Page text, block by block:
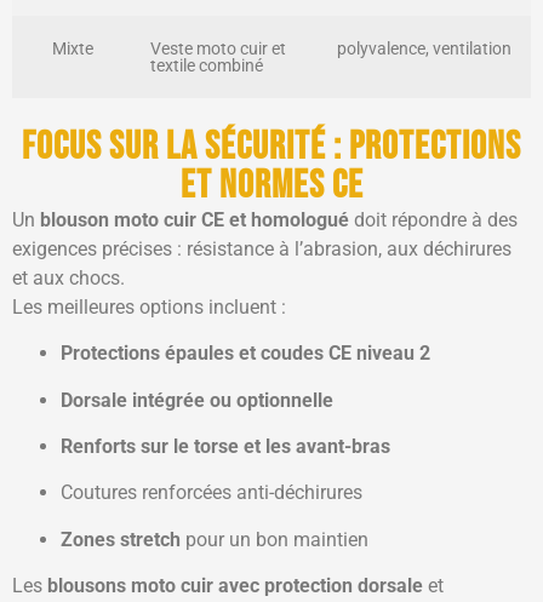
Mixte
Veste moto cuir et
textile combiné
polyvalence, ventilation
Focus sur la sécurité : protections
et normes CE
Un blouson moto cuir CE et homologué doit répondre à des
exigences précises : résistance à l’abrasion, aux déchirures
et aux chocs.
Les meilleures options incluent :
Protections épaules et coudes CE niveau 2
Dorsale intégrée ou optionnelle
Renforts sur le torse et les avant-bras
Coutures renforcées anti-déchirures
Zones stretch pour un bon maintien
Les blousons moto cuir avec protection dorsale et